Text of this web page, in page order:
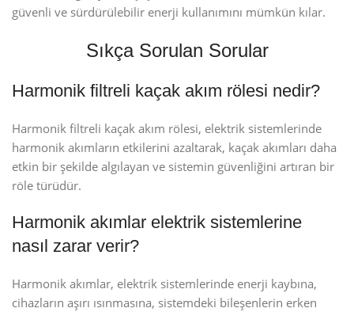
güvenli ve sürdürülebilir enerji kullanımını mümkün kılar.
Sıkça Sorulan Sorular
Harmonik filtreli kaçak akım rölesi nedir?
Harmonik filtreli kaçak akım rölesi, elektrik sistemlerinde
harmonik akımların etkilerini azaltarak, kaçak akımları daha
etkin bir şekilde algılayan ve sistemin güvenliğini artıran bir
röle türüdür.
Harmonik akımlar elektrik sistemlerine
nasıl zarar verir?
Harmonik akımlar, elektrik sistemlerinde enerji kaybına,
cihazların aşırı ısınmasına, sistemdeki bileşenlerin erken